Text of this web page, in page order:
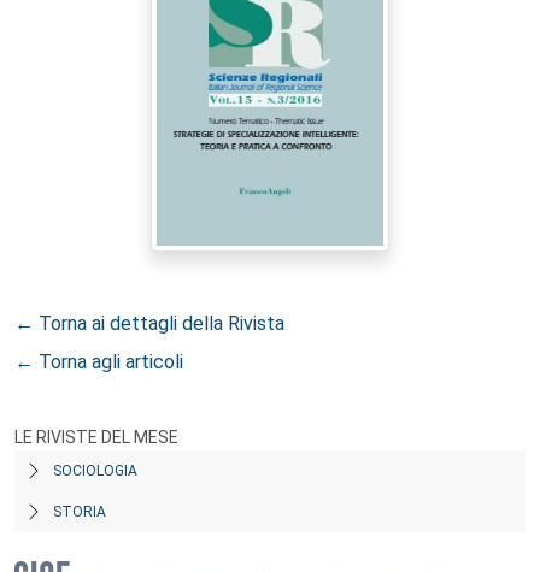
← Torna ai dettagli della Rivista
← Torna agli articoli
LE RIVISTE DEL MESE
SOCIOLOGIA
STORIA